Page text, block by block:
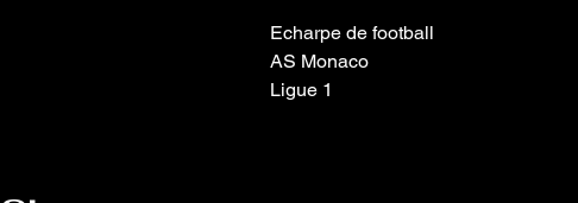
Echarpe de football
AS Monaco
Ligue 1